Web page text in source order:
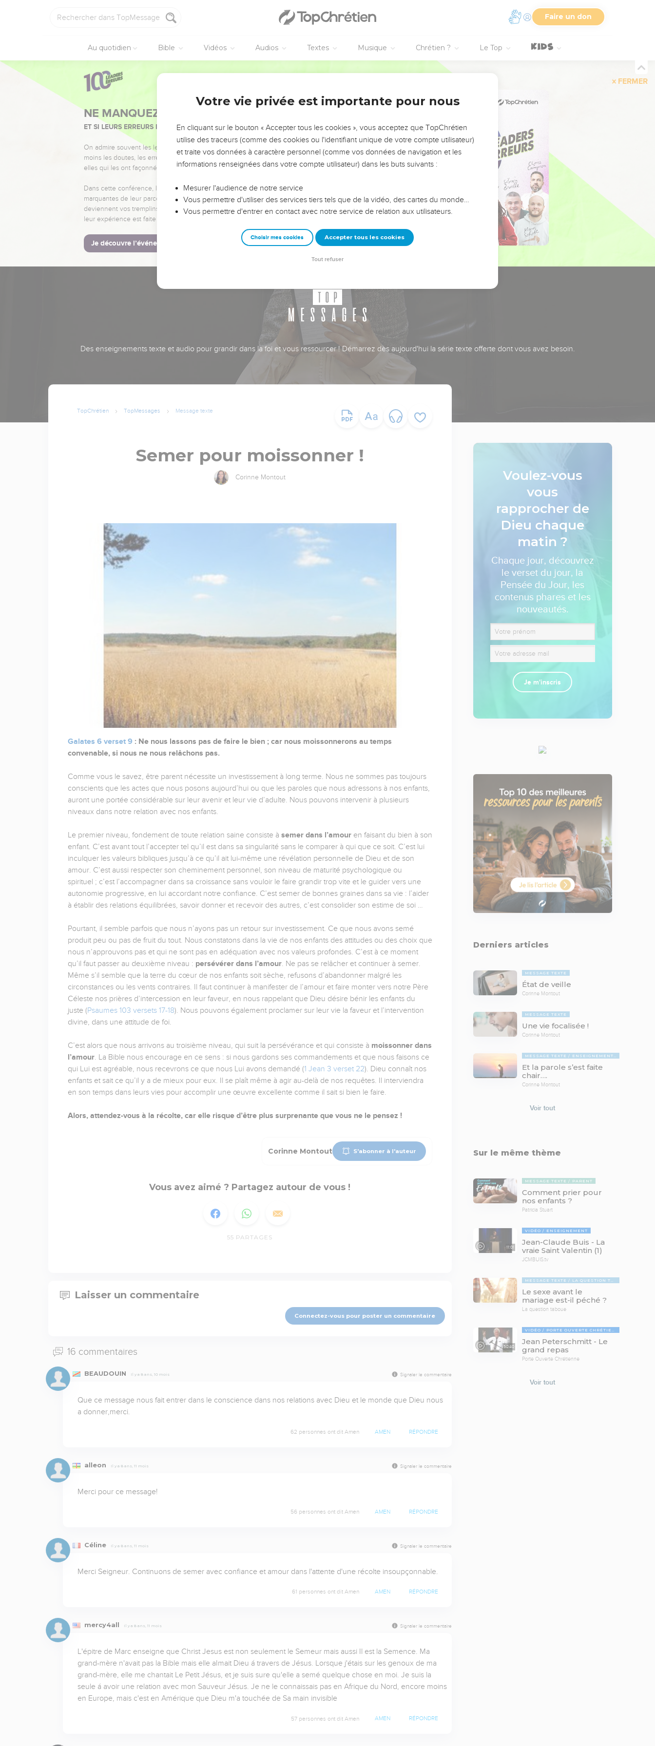
Faire un don
Au quotidien Bible Vidéos Audios Textes Musique Chrétien ? Le Top
FERMER
NE MANQUEZ PAS L’ÉVÉNEMENT DE L’ANNÉE !
ET SI LEURS ERREURS POUVAIENT VOUS ÉVITER LES VOTRES ?
On admire souvent les leaders pour leurs réussites, leur impact, leur foi ou leur vision. Mais on voit
moins les doutes, les erreurs et les saisons difficiles qu'ils ont traversés, alors même que ce sont
elles qui les ont façonnés.
Dans cette conférence, leaders, entrepreneurs, et responsables reviennent sur les erreurs
marquantes de leur parcours et les clés pour avancer avec plus de sagesse afin que leurs erreurs
deviennent vos tremplins. Que vous guidiez un ministère, une équipe, un groupe ou une famille,
leur expérience est faite pour vous.
Je découvre l’événement
Des enseignements texte et audio pour grandir dans la foi et vous ressourcer ! Démarrez dès aujourd'hui la série texte offerte dont vous avez besoin.
TopChrétien TopMessages Message texte
Semer pour moissonner !
Corinne Montout
Galates 6 verset 9 : Ne nous lassons pas de faire le bien ; car nous moissonnerons au temps
convenable, si nous ne nous relâchons pas.
Comme vous le savez, être parent nécessite un investissement à long terme. Nous ne sommes pas toujours
conscients que les actes que nous posons aujourd’hui ou que les paroles que nous adressons à nos enfants,
auront une portée considérable sur leur avenir et leur vie d’adulte. Nous pouvons intervenir à plusieurs
niveaux dans notre relation avec nos enfants.
Le premier niveau, fondement de toute relation saine consiste à semer dans l’amour en faisant du bien à son
enfant. C’est avant tout l’accepter tel qu’il est dans sa singularité sans le comparer à qui que ce soit. C’est lui
inculquer les valeurs bibliques jusqu’à ce qu’il ait lui-même une révélation personnelle de Dieu et de son
amour. C’est aussi respecter son cheminement personnel, son niveau de maturité psychologique ou
spirituel ; c’est l’accompagner dans sa croissance sans vouloir le faire grandir trop vite et le guider vers une
autonomie progressive, en lui accordant notre confiance. C’est semer de bonnes graines dans sa vie : l’aider
à établir des relations équilibrées, savoir donner et recevoir des autres, c’est consolider son estime de soi …
Pourtant, il semble parfois que nous n’ayons pas un retour sur investissement. Ce que nous avons semé
produit peu ou pas de fruit du tout. Nous constatons dans la vie de nos enfants des attitudes ou des choix que
nous n’approuvons pas et qui ne sont pas en adéquation avec nos valeurs profondes. C’est à ce moment
qu’il faut passer au deuxième niveau : persévérer dans l’amour. Ne pas se relâcher et continuer à semer.
Même s’il semble que la terre du cœur de nos enfants soit sèche, refusons d’abandonner malgré les
circonstances ou les vents contraires. Il faut continuer à manifester de l’amour et faire monter vers notre Père
Céleste nos prières d’intercession en leur faveur, en nous rappelant que Dieu désire bénir les enfants du
juste (Psaumes 103 versets 17-18). Nous pouvons également proclamer sur leur vie la faveur et l’intervention
divine, dans une attitude de foi.
C’est alors que nous arrivons au troisième niveau, qui suit la persévérance et qui consiste à moissonner dans
l’amour. La Bible nous encourage en ce sens : si nous gardons ses commandements et que nous faisons ce
qui Lui est agréable, nous recevrons ce que nous Lui avons demandé (1 Jean 3 verset 22). Dieu connaît nos
enfants et sait ce qu’il y a de mieux pour eux. Il se plaît même à agir au-delà de nos requêtes. Il interviendra
en son temps dans leurs vies pour accomplir une œuvre excellente comme il sait si bien le faire.
Alors, attendez-vous à la récolte, car elle risque d’être plus surprenante que vous ne le pensez !
Corinne Montout S'abonner à l'auteur
Vous avez aimé ? Partagez autour de vous !
55 PARTAGES
Laisser un commentaire
Connectez-vous pour poster un commentaire
16 commentaires
BEAUDOUIN Il y a 8 ans, 10 mois Signaler le commentaire
Que ce message nous fait entrer dans le conscience dans nos relations avec Dieu et le monde que Dieu nous
a donner,merci.
62 personnes ont dit Amen AMEN RÉPONDRE
alleon Il y a 8 ans, 11 mois Signaler le commentaire
Merci pour ce message!
56 personnes ont dit Amen AMEN RÉPONDRE
Céline Il y a 8 ans, 11 mois Signaler le commentaire
Merci Seigneur. Continuons de semer avec confiance et amour dans l'attente d'une récolte insoupçonnable.
61 personnes ont dit Amen AMEN RÉPONDRE
mercy4all Il y a 8 ans, 11 mois Signaler le commentaire
L'épitre de Marc enseigne que Christ Jesus est non seulement le Semeur mais aussi Il est la Semence. Ma
grand-mère n'avait pas la Bible mais elle aImait Dieu á travers de Jésus. Lorsque j'étais sur les genoux de ma
grand-mère, elle me chantait Le Petit Jésus, et je suis sure qu'elle a semé quelque chose en moi. Je suis la
seule á avoir une relation avec mon Sauveur Jésus. Je ne le connaissais pas en Afrique du Nord, encore moins
en Europe, mais c'est en Amérique que Dieu m'a touchée de Sa main invisible
57 personnes ont dit Amen AMEN RÉPONDRE
Voulez-vous
vous
rapprocher de
Dieu chaque
matin ?
Chaque jour, découvrez
le verset du jour, la
Pensée du Jour, les
contenus phares et les
nouveautés.
Je m'inscris
Derniers articles
MESSAGE TEXTE
État de veille
Corinne Montout
MESSAGE TEXTE
Une vie focalisée !
Corinne Montout
MESSAGE TEXTE ENSEIGNEMENTS BIBLIQUES
Et la parole s’est faite
chair….
Corinne Montout
Voir tout
Sur le même thème
MESSAGE TEXTE PARENT
Comment prier pour
nos enfants ?
Patricia Stuart
11:01
VIDÉO ENSEIGNEMENT
Jean-Claude Buis - La
vraie Saint Valentin (1)
JCMBUIS.tv
MESSAGE TEXTE LA QUESTION TABOUE
Le sexe avant le
mariage est-il péché ?
La question taboue
50:40
VIDÉO PORTE OUVERTE CHRÉTIENNE
Jean Peterschmitt - Le
grand repas
Porte Ouverte Chrétienne
Voir tout
Votre vie privée est importante pour nous
En cliquant sur le bouton « Accepter tous les cookies », vous acceptez que TopChrétien
utilise des traceurs (comme des cookies ou l'identifiant unique de votre compte utilisateur)
et traite vos données à caractère personnel (comme vos données de navigation et les
informations renseignées dans votre compte utilisateur) dans les buts suivants :
Mesurer l'audience de notre service
Vous permettre d'utiliser des services tiers tels que de la vidéo, des cartes du monde…
Vous permettre d'entrer en contact avec notre service de relation aux utilisateurs.
Choisir mes cookies Accepter tous les cookies
Tout refuser